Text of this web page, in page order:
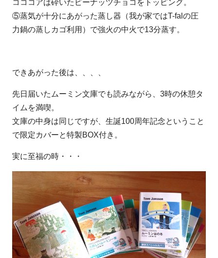
コココアは砕いたピーナッツチョコをトッピング。
⑤蒸気が十分にあがった蒸し器（我が家ではT-falの圧
力鍋の蒸しカゴ利用）で強火の中火で13分蒸す。
できあがった後は、、、、
先日届いたムーミン文庫でも読みながら、3時の休憩タ
イムを満喫。
文庫の中身は同じですが、生誕100周年記念ということ
で限定カバーと特製BOX付き。
実に至福の時・・・